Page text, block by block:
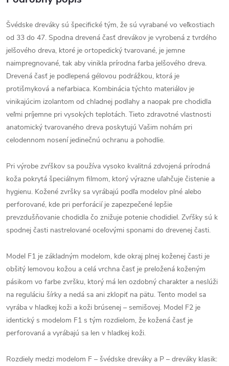
Švédske dreváky sú špecifické tým, že sú vyrabané vo veľkostiach
od 33 do 47. Spodna drevená časť drevákov je vyrobená z tvrdého
jelšového dreva, ktoré je ortopedický tvarované, je jemne
naimpregnované, tak aby vinikla prírodna farba jelšového dreva.
Drevená časť je podlepená gélovou podrážkou, ktorá je
protišmyková a nefarbiaca. Kombinácia týchto materiálov je
vinikajúcim izolantom od chladnej podlahy a naopak pre chodidla
veľmi príjemne pri vysokých teplotách. Tieto zdravotné vlastnosti
anatomický tvarovaného dreva poskytujú Vašim nohám pri
celodennom nosení jedinečnú ochranu a pohodlie.
Pri výrobe zvŕškov sa používa vysoko kvalitná zdvojená prírodná
koža pokrytá špeciálnym filmom, ktorý výrazne uľahčuje čistenie a
hygienu. Kožené zvršky sa vyrábajú podľa modelov plné alebo
perforované, kde pri perforácií je zapezpečené lepšie
prevzdušňovanie chodidla čo znižuje potenie chodidiel. Zvŕšky sú k
spodnej časti nastrelované oceľovými sponami do drevenej časti.
Model F1 je základným modelom, kde okraj plnej koženej časti je
obšitý lemovou kožou a celá vrchna časť je preložená koženým
pásikom vo farbe zvršku, ktorý má len ozdobný charakter a neslúži
na reguláciu šírky a nedá sa ani zklopiť na pätu. Tento model sa
vyrába v hladkej koži a koži brúsenej – semišovej. Model F2 je
identický s modelom F1 s tým rozdielom, že kožená časť je
perforovaná a vyrábajú sa len v hladkej koži.
Rozdiely medzi modelom F – švédske dreváky a P – dreváky klasik: